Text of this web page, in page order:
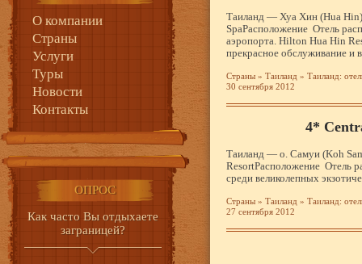
О компании
Страны
Услуги
Туры
Новости
Контакты
ОПРОС
Как часто Вы отдыхаете
заграницей?
Таиланд — Хуа Хин (Hua
SpaРасположение Отель
аэропорта. Hilton Hua Hin
прекрасное обслуживание и
Страны » Таиланд » Таиланд:
30 сентября 2012
4*
Таиланд — о. Самуи (Koh
ResortРасположение Отель
среди великолепных
Страны » Таиланд » Таиланд:
27 сентября 2012